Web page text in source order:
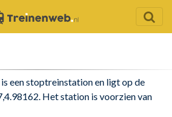
een stoptreinstation en ligt op de
Het station is voorzien van